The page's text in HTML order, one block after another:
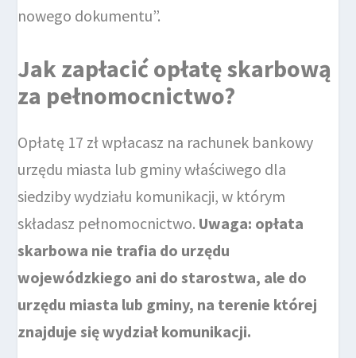
nowego dokumentu”.
Jak zapłacić opłatę skarbową
za pełnomocnictwo?
Opłatę 17 zł wpłacasz na rachunek bankowy
urzędu miasta lub gminy właściwego dla
siedziby wydziału komunikacji, w którym
składasz pełnomocnictwo. Uwaga: opłata
skarbowa nie trafia do urzędu
wojewódzkiego ani do starostwa, ale do
urzędu miasta lub gminy, na terenie której
znajduje się wydział komunikacji.